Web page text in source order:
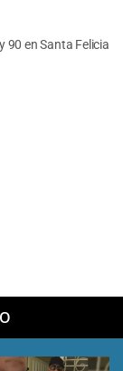
90 en Santa Felicia